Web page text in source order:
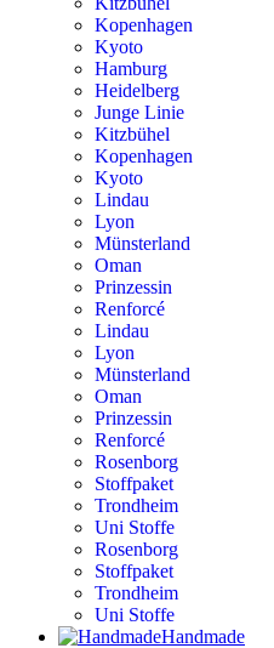
Kopenhagen
Kyoto
Hamburg
Heidelberg
Junge Linie
Kitzbühel
Kopenhagen
Kyoto
Lindau
Lyon
Münsterland
Oman
Prinzessin
Renforcé
Lindau
Lyon
Münsterland
Oman
Prinzessin
Renforcé
Rosenborg
Stoffpaket
Trondheim
Uni Stoffe
Rosenborg
Stoffpaket
Trondheim
Uni Stoffe
Handmade